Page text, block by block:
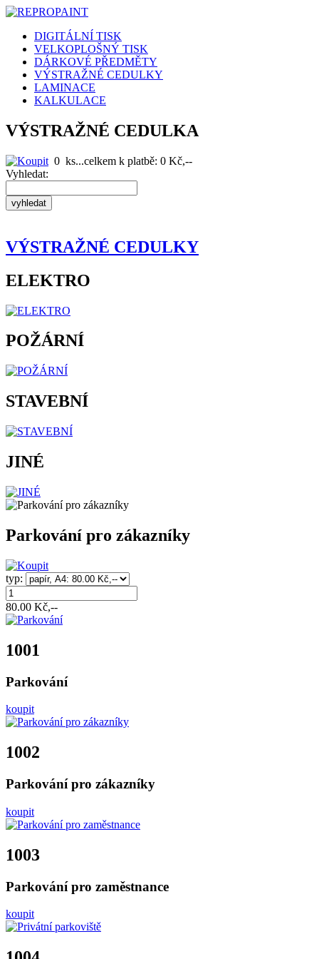
DIGITÁLNÍ TISK
VELKOPLOŠNÝ TISK
DÁRKOVÉ PŘEDMĚTY
VÝSTRAŽNÉ CEDULKY
LAMINACE
KALKULACE
VÝSTRAŽNÉ CEDULKA
0 ks...celkem k platbě: 0 Kč,--
Vyhledat:
VÝSTRAŽNÉ CEDULKY
ELEKTRO
POŽÁRNÍ
STAVEBNÍ
JINÉ
Parkování pro zákazníky
typ:
80.00 Kč,--
1001
Parkování
koupit
1002
Parkování pro zákazníky
koupit
1003
Parkování pro zaměstnance
koupit